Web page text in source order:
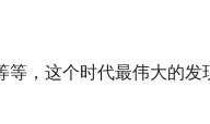
，这个时代最伟大的发